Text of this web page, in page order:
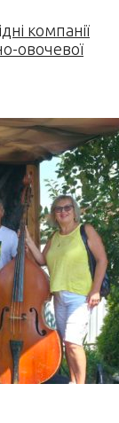
компанії
овочевої